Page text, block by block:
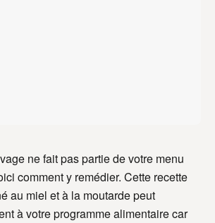
ne fait pas partie de votre menu
comment y remédier. Cette recette
au miel et à la moutarde peut
à votre programme alimentaire car